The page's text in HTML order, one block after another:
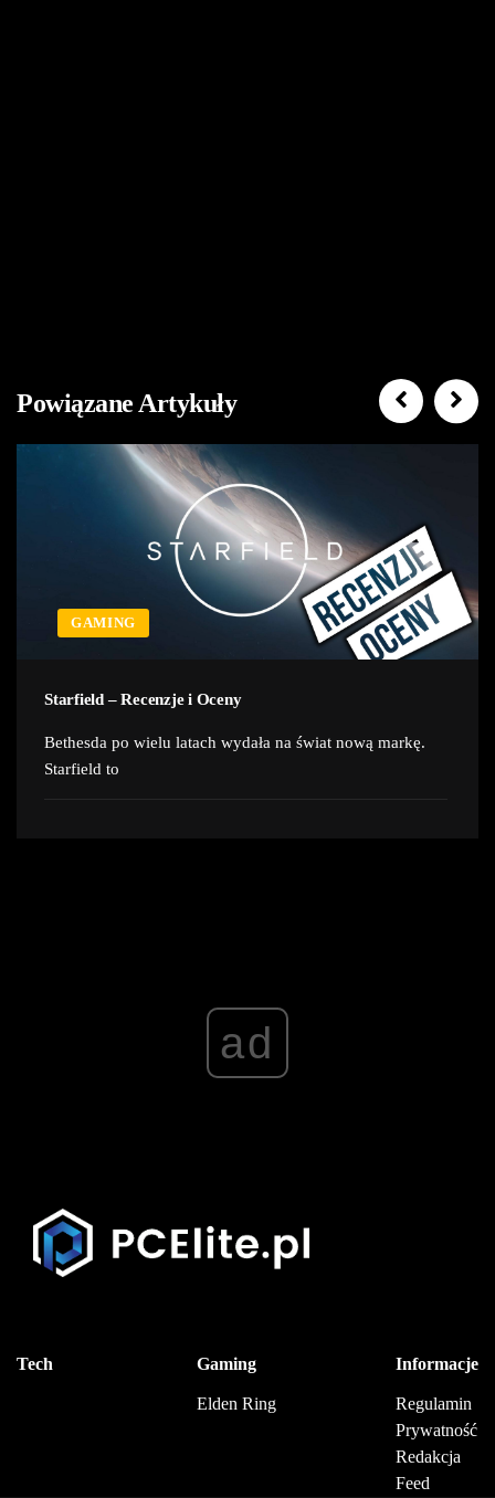
Powiązane Artykuły
GAMING
Starfield – Recenzje i Oceny
Bethesda po wielu latach wydała na świat nową markę.
Starfield to
ad
Tech Gaming
Elden Ring
Informacje
Regulamin
Prywatność
Redakcja
Feed